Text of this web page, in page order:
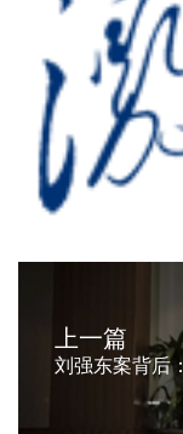
上一篇
刘强东案背后